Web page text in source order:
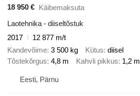
18 950 € Käibemaksuta
Laotehnika - diiseltõstuk
2017
12 877 m/t
Kandevõime 3 500 kg Kütus diisel
Tõstekõrgus 4,8 m Kahvli pikkus 1,2 m
Eesti, Pärnu